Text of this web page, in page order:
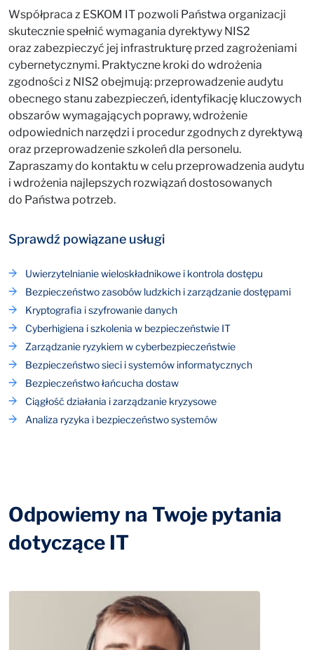
Współpraca z ESKOM IT pozwoli Państwa organizacji
skutecznie spełnić wymagania dyrektywy NIS2
oraz zabezpieczyć jej infrastrukturę przed zagrożeniami
cybernetycznymi. Praktyczne kroki do wdrożenia
zgodności z NIS2 obejmują: przeprowadzenie audytu
obecnego stanu zabezpieczeń, identyfikację kluczowych
obszarów wymagających poprawy, wdrożenie
odpowiednich narzędzi i procedur zgodnych z dyrektywą
oraz przeprowadzenie szkoleń dla personelu.
Zapraszamy do kontaktu w celu przeprowadzenia audytu
i wdrożenia najlepszych rozwiązań dostosowanych
do Państwa potrzeb.
Sprawdź powiązane usługi
Uwierzytelnianie wieloskładnikowe i kontrola dostępu
Bezpieczeństwo zasobów ludzkich i zarządzanie dostępami
Kryptografia i szyfrowanie danych
Cyberhigiena i szkolenia w bezpieczeństwie IT
Zarządzanie ryzykiem w cyberbezpieczeństwie
Bezpieczeństwo sieci i systemów informatycznych
Bezpieczeństwo łańcucha dostaw
Ciągłość działania i zarządzanie kryzysowe
Analiza ryzyka i bezpieczeństwo systemów
Odpowiemy na Twoje pytania
dotyczące IT